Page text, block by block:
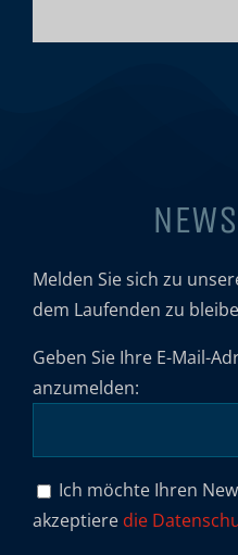
Melden Sie sich zu
dem Laufenden zu
Geben Sie Ihre E-Mail-
anzumelden:
Ich möchte Ihren
akzeptiere die